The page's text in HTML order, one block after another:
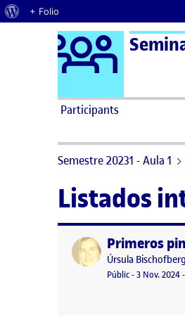
Quant al WordPress
+ Folio
Saltar al contingut Logo Ágora
Participants
Semestre 20231 - Aula 1
Listados
Publicat perPrimeros
Publicat per
Úrsula
Visibilitat:
Públic-Data de
3 Nov. 2024-